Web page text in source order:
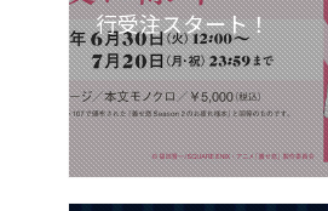
行受注スタート！